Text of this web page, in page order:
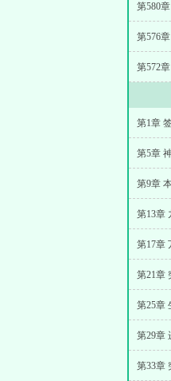
第580
第576
第572
第1章
第5章
第9章
第13章
第17章
第21章
第25章
第29章
第33章